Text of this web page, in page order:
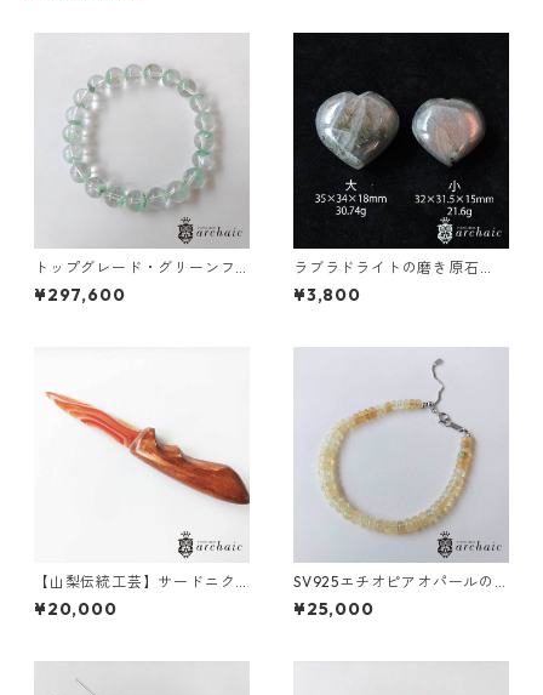
トップグレード・グリーンフ
ァントムのブレスレット(9m
m)
¥297,600
ラブラドライトの磨き原石
（ハート）全2種
¥3,800
【山梨伝統工芸】サードニク
スのペーパーナイフ
¥20,000
SV925エチオピアオパールの
ブレスレット(ロンデル)
¥25,000